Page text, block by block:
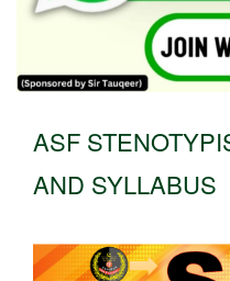
ASF
AND SYLLABUS